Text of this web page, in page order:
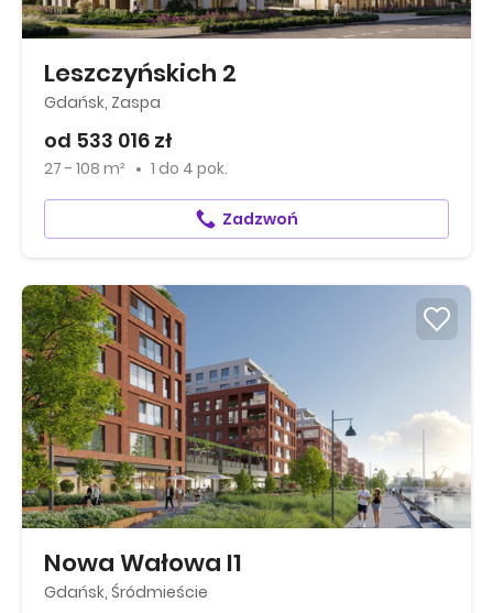
Leszczyńskich 2
Gdańsk, Zaspa
od 533 016 zł
27 - 108 m² 1 do 4 pok.
Zadzwoń
Nowa Wałowa I1
Gdańsk, Śródmieście